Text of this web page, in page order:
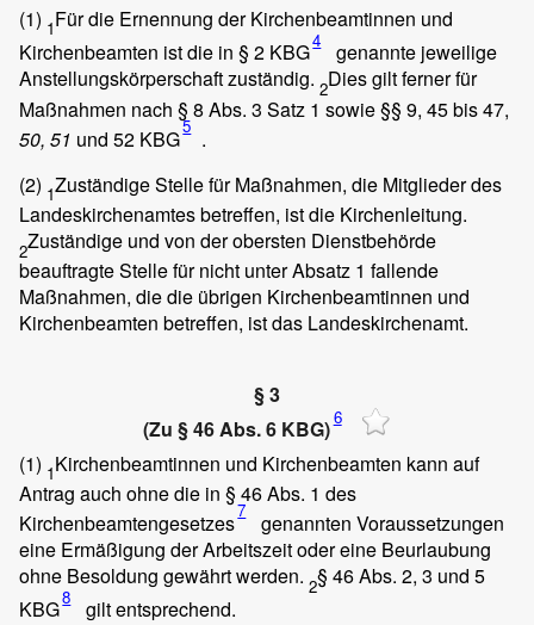
(1) 1Für die Ernennung der Kirchenbeamtinnen und
Kirchenbeamten ist die in § 2 KBG4
genannte jeweilige
Anstellungskörperschaft zuständig. 2Dies gilt ferner für
Maßnahmen nach § 8 Abs. 3 Satz 1 sowie §§ 9, 45 bis 47,
50, 51 und 52 KBG5 .
(2) 1Zuständige Stelle für Maßnahmen, die Mitglieder des
Landeskirchenamtes betreffen, ist die Kirchenleitung.
2Zuständige und von der obersten Dienstbehörde
beauftragte Stelle für nicht unter Absatz 1 fallende
Maßnahmen, die die übrigen Kirchenbeamtinnen und
Kirchenbeamten betreffen, ist das Landeskirchenamt.
§ 3
(Zu § 46 Abs. 6 KBG)6
(1) 1Kirchenbeamtinnen und Kirchenbeamten kann auf
Antrag auch ohne die in § 46 Abs. 1 des
Kirchenbeamtengesetzes7
genannten Voraussetzungen
eine Ermäßigung der Arbeitszeit oder eine Beurlaubung
ohne Besoldung gewährt werden. 2§ 46 Abs. 2, 3 und 5
KBG8
gilt entsprechend.